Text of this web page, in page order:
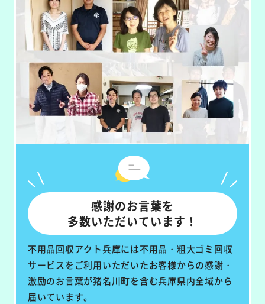
感謝のお言葉を
多数いただいています！
不用品回収アクト兵庫には不用品・粗大ゴミ回収
サービスをご利用いただいたお客様からの感謝・
激励のお言葉が猪名川町を含む兵庫県内全域から
届いています。